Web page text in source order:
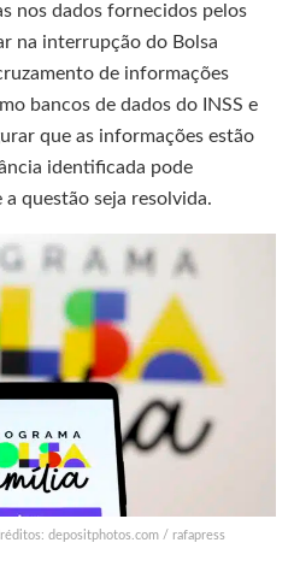
nos dados fornecidos pelos
na interrupção do Bolsa
de informações
bancos de dados do INSS e
que as informações estão
identificada pode
questão seja resolvida.
depositphotos.com / rafapress